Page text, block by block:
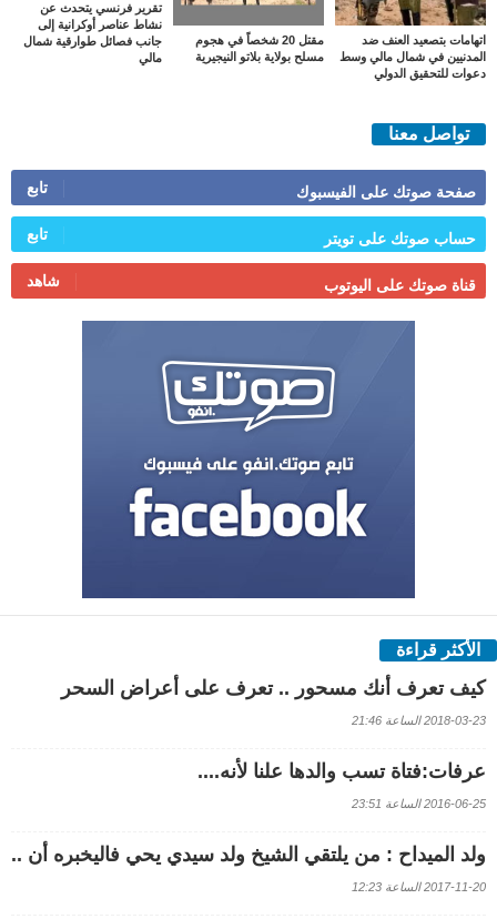
اتهامات بتصعيد العنف ضد
المدنيين في شمال مالي وسط
دعوات للتحقيق الدولي
مقتل 20 شخصاً في هجوم
مسلح بولاية بلاتو النيجيرية
تقرير فرنسي يتحدث عن
نشاط عناصر أوكرانية إلى
جانب فصائل طوارقية شمال
مالي
تواصل معنا
صفحة صوتك على الفيسبوك تابع
حساب صوتك على تويتر تابع
قناة صوتك على اليوتوب شاهد
الأكثر قراءة
كيف تعرف أنك مسحور .. تعرف على أعراض السحر
2018-03-23 الساعة 21:46
عرفات:فتاة تسب والدها علنا لأنه....
2016-06-25 الساعة 23:51
ولد الميداح : من يلتقي الشيخ ولد سيدي يحي فاليخبره أن ..
2017-11-20 الساعة 12:23